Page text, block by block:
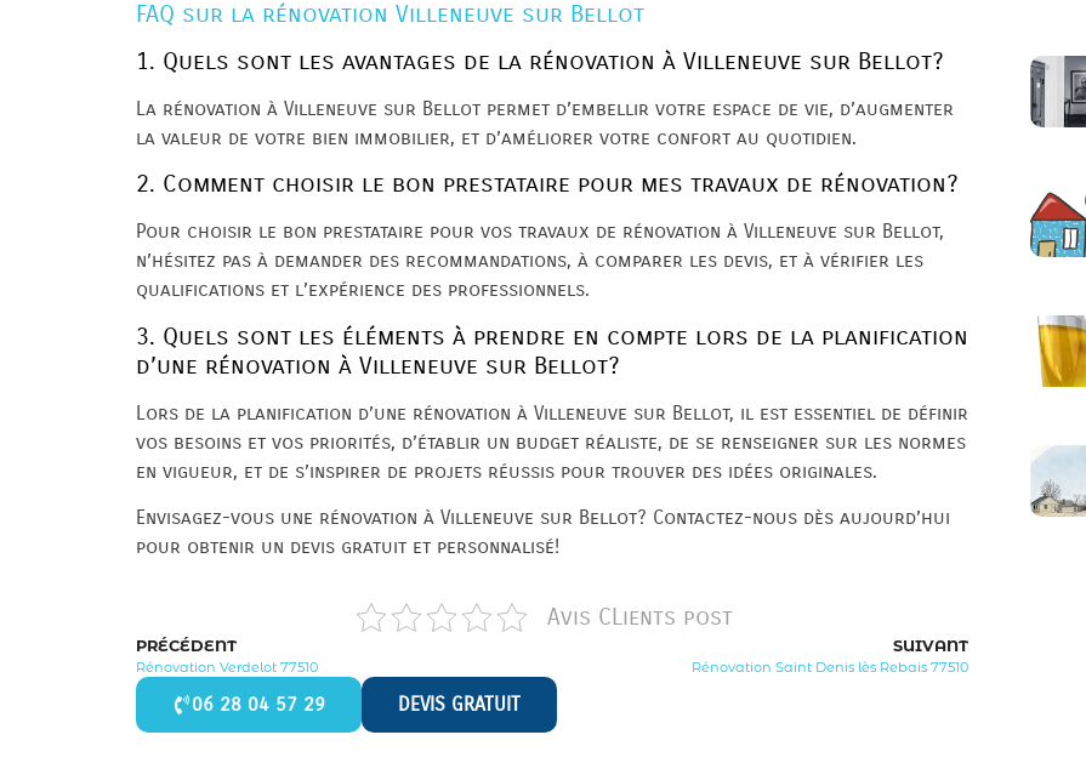
FAQ sur la rénovation Villeneuve sur Bellot
1. Quels sont les avantages de la rénovation à Villeneuve sur Bellot?
La rénovation à Villeneuve sur Bellot permet d’embellir votre espace de vie, d’augmenter
la valeur de votre bien immobilier, et d’améliorer votre confort au quotidien.
2. Comment choisir le bon prestataire pour mes travaux de rénovation?
Pour choisir le bon prestataire pour vos travaux de rénovation à Villeneuve sur Bellot,
n’hésitez pas à demander des recommandations, à comparer les devis, et à vérifier les
qualifications et l’expérience des professionnels.
3. Quels sont les éléments à prendre en compte lors de la planification
d’une rénovation à Villeneuve sur Bellot?
Lors de la planification d’une rénovation à Villeneuve sur Bellot, il est essentiel de définir
vos besoins et vos priorités, d’établir un budget réaliste, de se renseigner sur les normes
en vigueur, et de s’inspirer de projets réussis pour trouver des idées originales.
Envisagez-vous une rénovation à Villeneuve sur Bellot? Contactez-nous dès aujourd’hui
pour obtenir un devis gratuit et personnalisé!
Avis CLients post
PRÉCÉDENT
Rénovation Verdelot 77510
SUIVANT
Rénovation Saint Denis lès Rebais 77510
06 28 04 57 29 DEVIS GRATUIT